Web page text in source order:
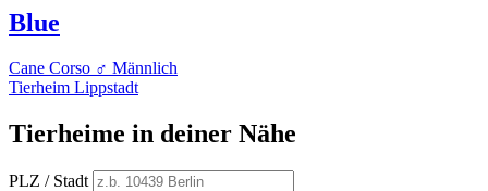
Blue
Cane Corso ♂ Männlich
Tierheim Lippstadt
Tierheime in deiner Nähe
PLZ / Stadt